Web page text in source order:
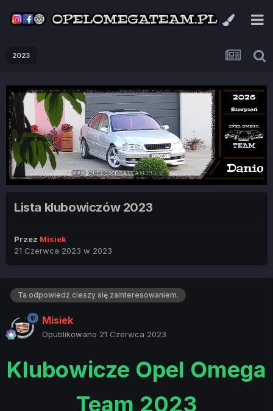
2023
Lista klubowiczów 2023
Przez Misiek
21 Czerwca 2023 w 2023
Ta odpowiedź cieszy się zainteresowaniem.
Misiek
Opublikowano 21 Czerwca 2023
Klubowicze Opel Omega
Team 2023